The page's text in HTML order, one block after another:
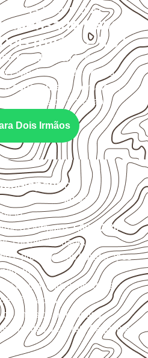
NAVAL
Naval
Irmãos – RS?
Naval depende do
especificação do projeto.
aespessura, o formato, a
previstos para a chapa.
Dois Irmãos
e o formatosão
os formatos1,60 × 2,20 m e
à disponibilidade.
e proteção das bordas após
o solo, chuva, umidade
antes de aplicações
sujeitas a contato frequente